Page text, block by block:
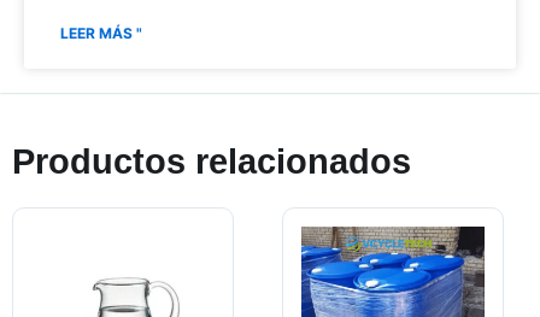
LEER MÁS "
Productos relacionados